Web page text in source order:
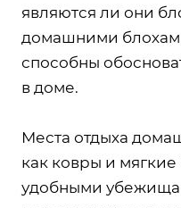
являются ли они
домашними
способны
в доме.
Места отдыха
как ковры и мягкие
удобными